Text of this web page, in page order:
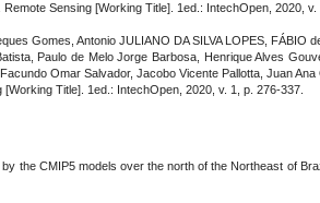
Sensing [Working Title]. 1ed.: IntechOpen, 2020, v.
Gomes, Antonio JULIANO DA SILVA LOPES, FÁBIO
Paulo de Melo Jorge Barbosa, Henrique Alves
Omar Salvador, Jacobo Vicente Pallotta, Juan Ana
Title]. 1ed.: IntechOpen, 2020, v. 1, p. 276-337.
the CMIP5 models over the north of the Northeast of